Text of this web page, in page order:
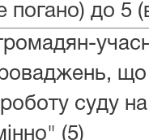
погано) до 5
що
суду
(5)